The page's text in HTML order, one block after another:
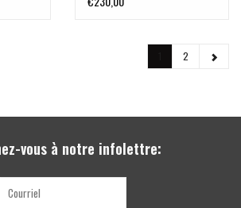
EMPATTEMENT moyenne
3,66 m ) de VAN COMPASS
2
vous à notre infolettre: